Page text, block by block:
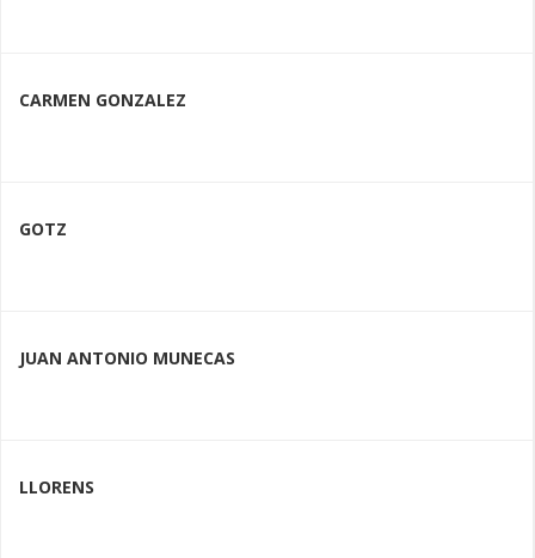
CARMEN GONZALEZ
GOTZ
JUAN ANTONIO MUNECAS
LLORENS